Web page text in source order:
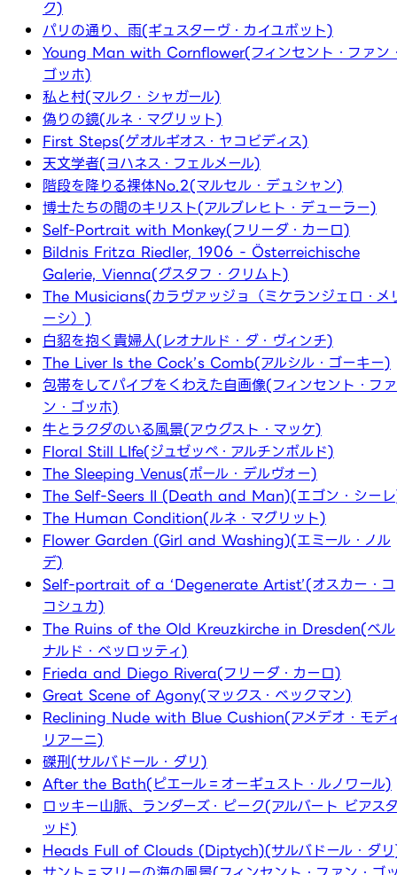
ク)
パリの通り、雨(ギュスターヴ・カイユボット)
Young Man with Cornflower(フィンセント・ファン
ゴッホ)
私と村(マルク・シャガール)
偽りの鏡(ルネ・マグリット)
First Steps(ゲオルギオス・ヤコビディス)
天文学者(ヨハネス・フェルメール)
階段を降りる裸体No.2(マルセル・デュシャン)
博士たちの間のキリスト(アルブレヒト・デューラー)
Self-Portrait with Monkey(フリーダ・カーロ)
Bildnis Fritza Riedler, 1906 - Österreichische
Galerie, Vienna(グスタフ・クリムト)
The Musicians(カラヴァッジョ（ミケランジェロ・メ
ーシ）)
白貂を抱く貴婦人(レオナルド・ダ・ヴィンチ)
The Liver Is the Cock’s Comb(アルシル・ゴーキー)
包帯をしてパイプをくわえた自画像(フィンセント・ファ
ン・ゴッホ)
牛とラクダのいる風景(アウグスト・マッケ)
Floral Still LIfe(ジュゼッペ・アルチンボルド)
The Sleeping Venus(ポール・デルヴォー)
The Self-Seers II (Death and Man)(エゴン・シー
The Human Condition(ルネ・マグリット)
Flower Garden (Girl and Washing)(エミール・ノル
デ)
Self-portrait of a ‘Degenerate Artist’(オスカー・コ
コシュカ)
The Ruins of the Old Kreuzkirche in Dresden(ベル
ナルド・ベッロッティ)
Frieda and Diego Rivera(フリーダ・カーロ)
Great Scene of Agony(マックス・ベックマン)
Reclining Nude with Blue Cushion(アメデオ・モデ
リアーニ)
磔刑(サルバドール・ダリ)
After the Bath(ピエール＝オーギュスト・ルノワール)
ロッキー山脈、ランダーズ・ピーク(アルバート ビアス
ッド)
Heads Full of Clouds (Diptych)(サルバドール・ダ